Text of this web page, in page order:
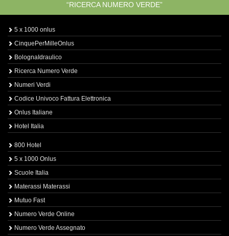
“RICERCA NUMERO VERDE”
5 x 1000 onlus
CinquePerMilleOnlus
BolognaIdraulico
Ricerca Numero Verde
Numeri Verdi
Codice Univoco Fattura Elettronica
Onlus Italiane
Hotel Italia
800 Hotel
5 x 1000 Onlus
Scuole Italia
Materassi Materassi
Mutuo Fast
Numero Verde Online
Numero Verde Assegnato